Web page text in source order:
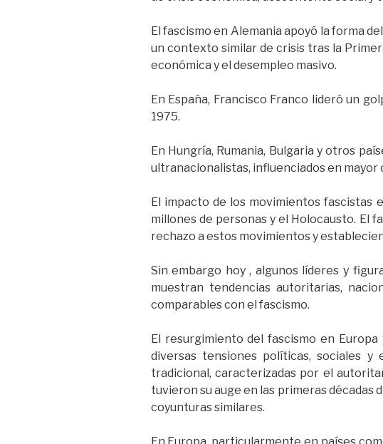
El fascismo en Alemania apoyó la forma
un contexto similar de crisis tras la
económica y el desempleo masivo.
En España, Francisco Franco lideró un
1975.
En Hungría, Rumania, Bulgaria y otros
ultranacionalistas, influenciados en mayor
El impacto de los movimientos fascistas
millones de personas y el Holocausto. El
rechazo a estos movimientos y
Sin embargo hoy , algunos líderes y
muestran tendencias autoritarias,
comparables con el fascismo.
El resurgimiento del fascismo en
diversas tensiones políticas, sociales y
tradicional, caracterizadas por el
tuvieron su auge en las primeras décadas
coyunturas similares.